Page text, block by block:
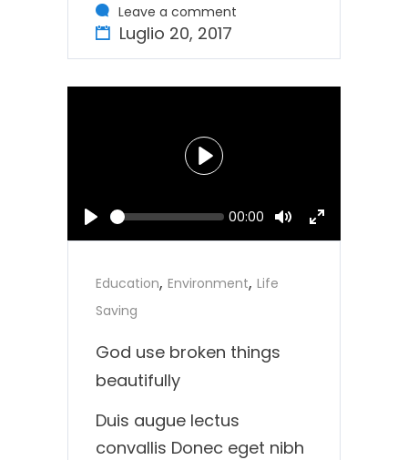
Leave a comment
Luglio 20, 2017
Play
Seek Current
00:00
Mute Fullscreen
Education, Environment, Life
Saving
God use broken things
beautifully
Duis augue lectus
convallis Donec eget nibh